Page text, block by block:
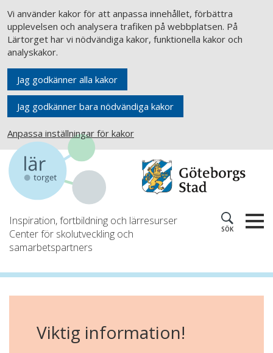
Vi använder kakor för att anpassa innehållet, förbättra
upplevelsen och analysera trafiken på webbplatsen. På
Lärtorget har vi nödvändiga kakor, funktionella kakor och
analyskakor.
Jag godkänner alla kakor
Jag godkänner bara nödvändiga kakor
Anpassa inställningar för kakor
Inspiration, fortbildning och lärresurser
Center för skolutveckling och
samarbetspartners
SÖK
Viktig information!